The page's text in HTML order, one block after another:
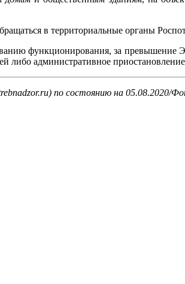
в территориальные органы
функционирования, за
либо административное
по состоянию на 05.08.2020/